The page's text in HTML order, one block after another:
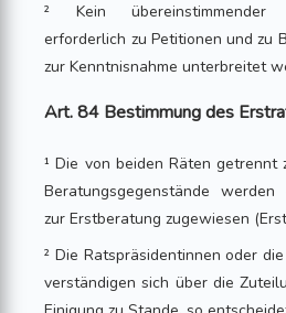
² Kein
erforderlich zu Petitionen und zu
zur Kenntnisnahme unterbreitet
Art. 84 Bestimmung des
¹ Die von beiden Räten getrennt
Beratungsgegenstände
zur Erstberatung zugewiesen
² Die Ratspräsidentinnen oder
verständigen sich über die